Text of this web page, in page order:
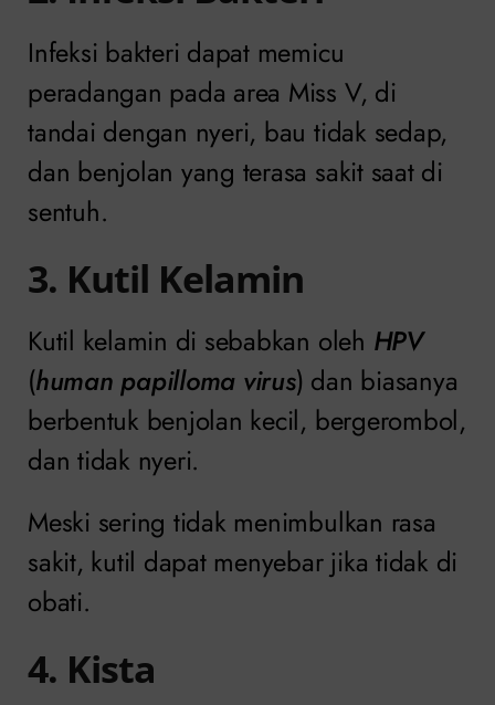
Infeksi bakteri dapat memicu
peradangan pada area Miss V, di
tandai dengan nyeri, bau tidak sedap,
dan benjolan yang terasa sakit saat di
sentuh.
3. Kutil Kelamin
Kutil kelamin di sebabkan oleh HPV
(human papilloma virus) dan biasanya
berbentuk benjolan kecil, bergerombol,
dan tidak nyeri.
Meski sering tidak menimbulkan rasa
sakit, kutil dapat menyebar jika tidak di
obati.
4. Kista